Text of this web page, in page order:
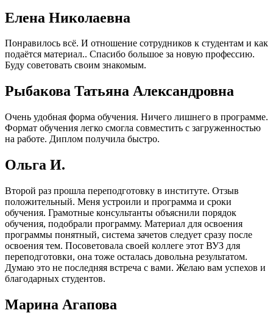
Елена Николаевна
Понравилось всё. И отношение сотрудников к студентам и как
подаётся материал.. Спасибо большое за новую профессию.
Буду советовать своим знакомым.
Рыбакова Татьяна Александровна
Очень удобная форма обучения. Ничего лишнего в программе.
Формат обучения легко смогла совместить с загруженностью
на работе. Диплом получила быстро.
Ольга И.
Второй раз прошла переподготовку в институте. Отзыв
положительный. Меня устроили и программа и сроки
обучения. Грамотные консультанты объяснили порядок
обучения, подобрали программу. Материал для освоения
программы понятный, система зачетов следует сразу после
освоения тем. Посоветовала своей коллеге этот ВУЗ для
переподготовки, она тоже осталась довольна результатом.
Думаю это не последняя встреча с вами. Желаю вам успехов и
благодарных студентов.
Марина Агапова